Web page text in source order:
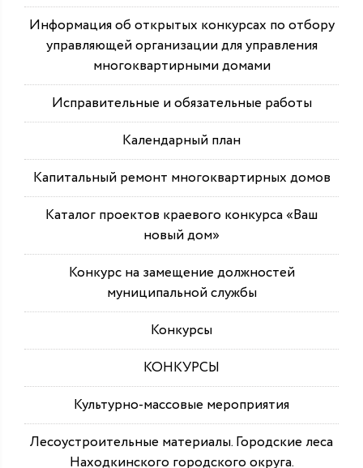
Информация об открытых конкурсах по отбору
управляющей организации для управления
многоквартирными домами
Исправительные и обязательные работы
Календарный план
Капитальный ремонт многоквартирных домов
Каталог проектов краевого конкурса «Ваш
новый дом»
Конкурс на замещение должностей
муниципальной службы
Конкурсы
КОНКУРСЫ
Культурно-массовые мероприятия
Лесоустроительные материалы. Городские леса
Находкинского городского округа.